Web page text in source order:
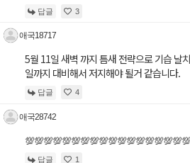
답글 3
애국18717
5월 11일 새벽 까지 틈새 전략으로 기습 날
일까지 대비해서 저지해야 될거 같습니다.
답글 4
애국28742
💯💯💯💯💯💯💯💯💯💯💯💯💯💯💯💯💯💯
답글 1